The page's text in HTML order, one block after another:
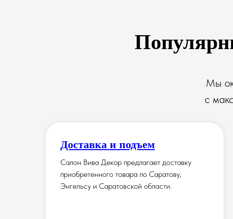
Мы
с
Доставка и подъем
Салон Вива Декор предлагает доставку
приобретенного товара по Саратову,
Энгельсу и Саратовской области.